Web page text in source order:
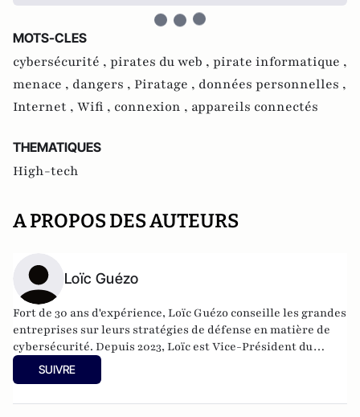
MOTS-CLES
cybersécurité , pirates du web , pirate informatique ,
menace , dangers , Piratage , données personnelles ,
Internet , Wifi , connexion , appareils connectés
THEMATIQUES
High-tech
A PROPOS DES AUTEURS
Loïc Guézo
Fort de 30 ans d'expérience, Loïc Guézo conseille les grandes
entreprises sur leurs stratégies de défense en matière de
cybersécurité. Depuis 2023, Loïc est Vice-Président du
CLUSIF (association de référence de la sécurité du
numérique en France, forte de 1200 membres) et par
SUIVRE